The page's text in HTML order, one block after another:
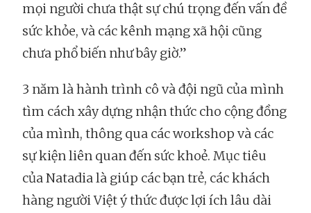
mọi người chưa thật sự chú trọng đến vấn đề
sức khỏe, và các kênh mạng xã hội cũng
chưa phổ biến như bây giờ.”
3 năm là hành trình cô và đội ngũ của mình
tìm cách xây dựng nhận thức cho cộng đồng
của mình, thông qua các workshop và các
sự kiện liên quan đến sức khoẻ. Mục tiêu
của Natadia là giúp các bạn trẻ, các khách
hàng người Việt ý thức được lợi ích lâu dài